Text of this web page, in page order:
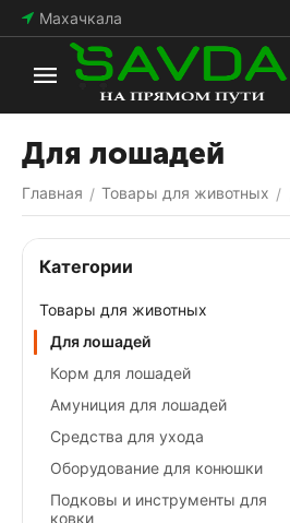
Махачкала
Для лошадей
Главная / Товары для животных /
Категории
Товары для животных
Для лошадей
Корм для лошадей
Амуниция для лошадей
Средства для ухода
Оборудование для конюшки
Подковы и инструменты для
ковки